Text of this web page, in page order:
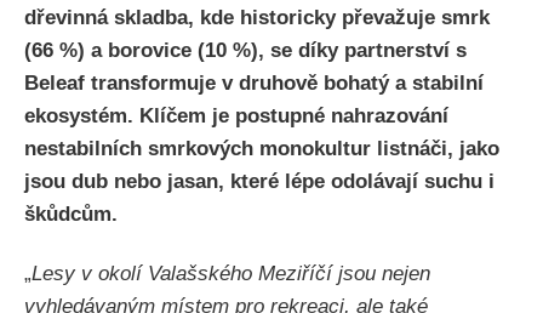
dřevinná skladba, kde historicky převažuje smrk
(66 %) a borovice (10 %), se díky partnerství s
Beleaf transformuje v druhově bohatý a stabilní
ekosystém. Klíčem je postupné nahrazování
nestabilních smrkových monokultur listnáči, jako
jsou dub nebo jasan, které lépe odolávají suchu i
škůdcům.
„Lesy v okolí Valašského Meziříčí jsou nejen
vyhledávaným místem pro rekreaci, ale také